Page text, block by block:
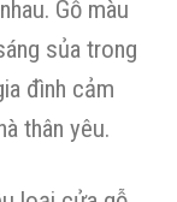
Gỗ màu
sủa trong
đình cảm
thân yêu.